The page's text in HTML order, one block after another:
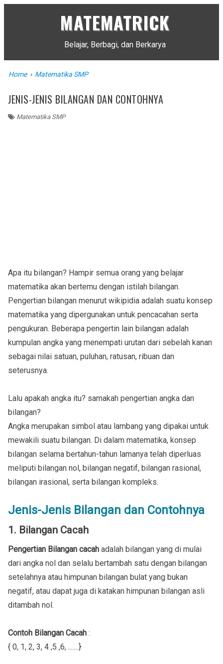
MATEMATRICK
Belajar, Berbagi, dan Berkarya
Home › Matematika SMP
JENIS-JENIS BILANGAN DAN CONTOHNYA
Matematika SMP
Apa itu bilangan? Hampir semua orang yang belajar
matematika akan bertemu dengan istilah bilangan.
Pengertian bilangan menurut wikipidia adalah suatu konsep
matematika yang dipergunakan untuk pencacahan serta
pengukuran. Beberapa pengertin lain bilangan adalah
kumpulan angka yang menempati urutan dari sebelah kanan
sebagai nilai satuan, puluhan, ratusan, ribuan dan
seterusnya.
Lalu apakah angka itu? samakah pengertian angka dan
bilangan?
Angka merupakan simbol atau lambang yang dipakai untuk
mewakili suatu bilangan. Di dalam matematika, konsep
bilangan selama bertahun-tahun lamanya telah diperluas
meliputi bilangan nol, bilangan negatif, bilangan rasional,
bilangan irasional, serta bilangan kompleks.
Jenis-Jenis Bilangan dan Contohnya
1. Bilangan Cacah
Pengertian Bilangan cacah adalah bilangan yang di mulai
dari angka nol dan selalu bertambah satu dengan bilangan
setelahnya atau himpunan bilangan bulat yang bukan
negatif, atau dapat juga di katakan himpunan bilangan asli
ditambah nol.
Contoh Bilangan Cacah :
{ 0, 1, 2, 3, 4 ,5 ,6, .......}